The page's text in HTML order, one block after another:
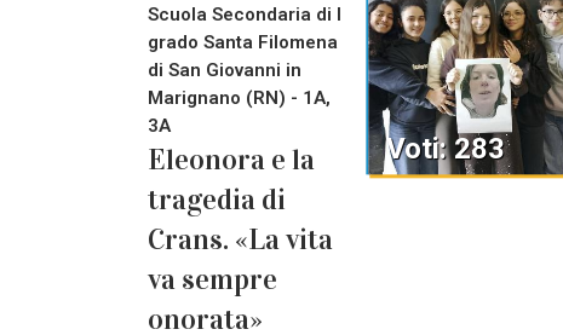
Scuola Secondaria di I
grado Santa Filomena
di San Giovanni in
Marignano (RN) - 1A,
3A
Eleonora e la
tragedia di
Crans. «La vita
va sempre
onorata»
Voti: 283